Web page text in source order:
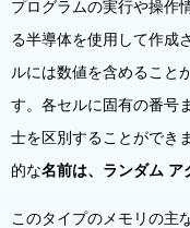
プログラムの実行や操作
る半導体を使用して作成
ルには数値を含めること
す。各セルに固有の番号
士を区別することができ
的な名前は、ランダム ア
このタイプのメモリの主